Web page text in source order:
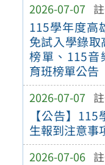
2026-07-07
115學年度高
免試入學錄
榜單、115音
育班榜單公告
2026-07-07
【公告】
生報到注意事
2026-07-06